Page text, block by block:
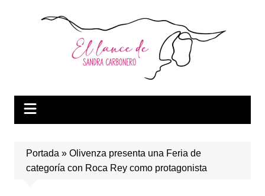
Portada » Olivenza presenta una Feria de
categoría con Roca Rey como protagonista